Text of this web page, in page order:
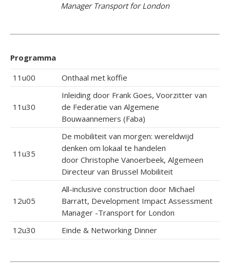
Manager Transport for London
Programma
11u00
Onthaal met koffie
11u30
Inleiding door Frank Goes, Voorzitter van
de Federatie van Algemene
Bouwaannemers (Faba)
11u35
De mobiliteit van morgen: wereldwijd
denken om lokaal te handelen
door Christophe Vanoerbeek, Algemeen
Directeur van Brussel Mobiliteit
12u05
All-inclusive construction door Michael
Barratt, Development Impact Assessment
Manager -Transport for London
12u30
Einde & Networking Dinner